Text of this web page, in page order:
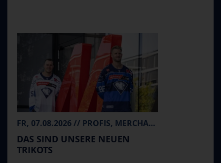
FR, 07.08.2026 // PROFIS, MERCHANDISE
DAS SIND UNSERE NEUEN
TRIKOTS